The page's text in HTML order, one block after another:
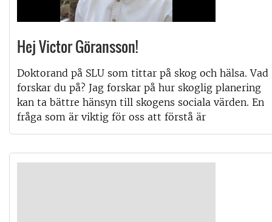
Hej Victor Göransson!
Doktorand på SLU som tittar på skog och hälsa. Vad
forskar du på? Jag forskar på hur skoglig planering
kan ta bättre hänsyn till skogens sociala värden. En
fråga som är viktig för oss att förstå är